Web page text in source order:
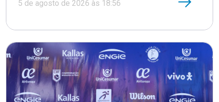
5 de agosto de 2026 às 18:56